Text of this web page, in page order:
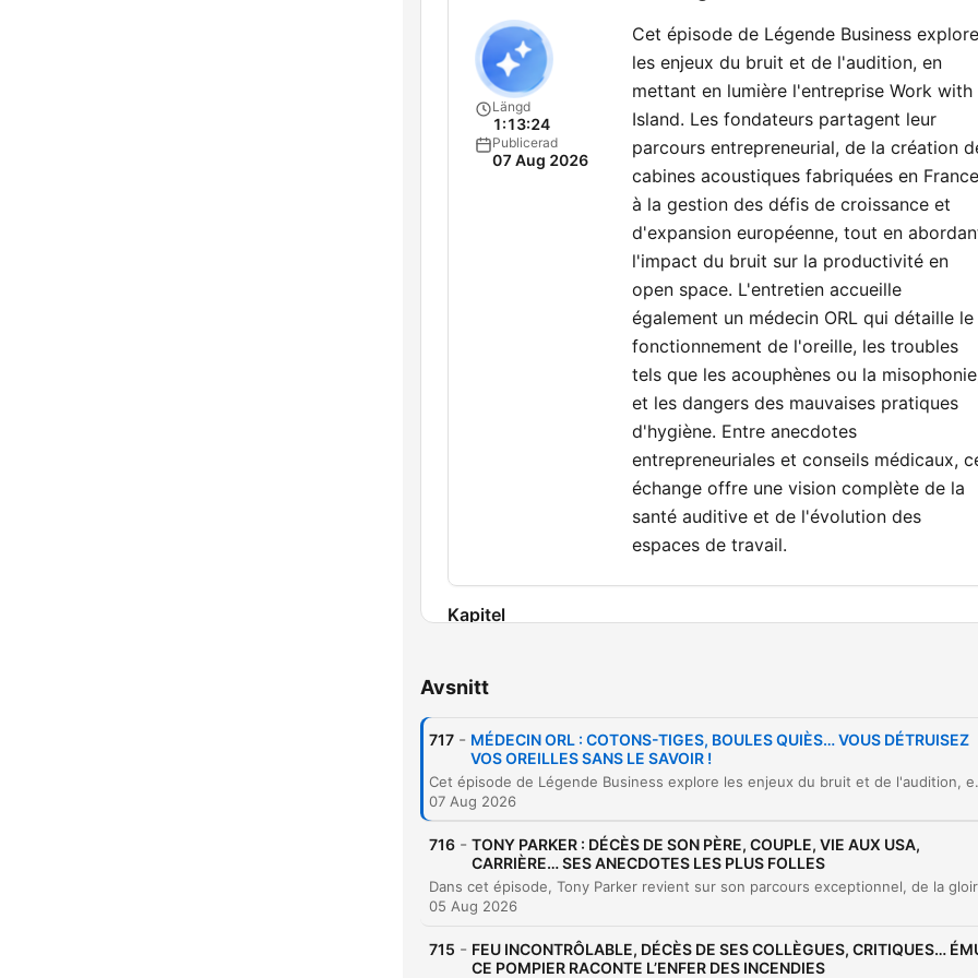
Längd
1:13:24
Publicerad
07 Aug 2026
Cet épisode de Légende Business explore
les enjeux du bruit et de l'audition, en
mettant en lumière l'entreprise Work with
Island. Les fondateurs partagent leur
parcours entrepreneurial, de la création
cabines acoustiques fabriquées en France
à la gestion des défis de croissance et
d'expansion européenne, tout en
l'impact du bruit sur la productivité en
open space. L'entretien accueille
également un médecin ORL qui détaille le
fonctionnement de l'oreille, les troubles
tels que les acouphènes ou la
et les dangers des mauvaises pratiques
d'hygiène. Entre anecdotes
entrepreneuriales et conseils médicaux,
échange offre une vision complète de la
santé auditive et de l'évolution des
espaces de travail.
Kapitel
00:02:57
L'origine du projet : l'inspiration venue des
Unis
de prix
00:07:41 Chiffres clés et impact du bruit sur la
00:09:05
cabines acoustiques
Avsnitt
717 - MÉDECIN ORL : COTONS-TIGES, BOULES QUIÈS… VOUS DÉTRUISEZ
VOS OREILLES SANS LE SAVOIR !
Cet épisode de Légende Business explore les enjeux du bruit et de l'audition, en mettant en lumière l'entreprise Work
07 Aug 2026
716 - TONY PARKER : DÉCÈS DE SON PÈRE, COUPLE, VIE AUX USA,
CARRIÈRE… SES ANECDOTES LES PLUS FOLLES
05 Aug 2026
715 - FEU INCONTRÔLABLE, DÉCÈS DE SES COLLÈGUES, CRITIQUES…
CE POMPIER RACONTE L’ENFER DES INCENDIES